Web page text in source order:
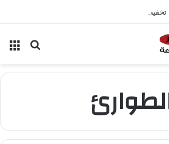
عقود زيزو والشناوي
بحث